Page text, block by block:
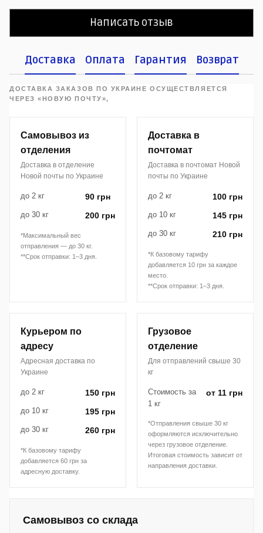
Написать отзыв
Доставка Оплата Гарантия Возврат
ДОСТАВКА ЗАКАЗОВ ПО УКРАИНЕ ОСУЩЕСТВЛЯЕТСЯ
ЧЕРЕЗ «НОВУЮ ПОЧТУ»,
Самовывоз из
отделения
Доставка в отделение
Новой почты по Украине
до 2 кг 90 грн
до 30 кг 200 грн
*Максимальный вес
отправления — до 30 кг.
**Срок отправки: 1–3 дня.
Доставка в
почтомат
Доставка в почтомат Новой
почты по Украине
до 2 кг 100 грн
до 10 кг 145 грн
до 30 кг 210 грн
*К базовому тарифу
добавляется 10 грн за каждое
место.
**Срок отправки: 1–3 дня.
Курьером по
адресу
Адресная доставка по
Украине
до 2 кг 150 грн
до 10 кг 195 грн
до 30 кг 260 грн
*К базовому тарифу
добавляется 60 грн за
адресную доставку.
Грузовое
отделение
Для отправлений свыше 30
кг
Стоимость за
1 кг
от 11 грн
*Отправления свыше 30 кг
оформляются исключительно
через грузовое отделение.
Итоговая стоимость зависит от
направления доставки.
Самовывоз со склада